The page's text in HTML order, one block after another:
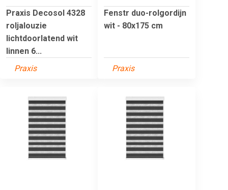
Praxis Decosol 4328
roljalouzie
lichtdoorlatend wit
linnen 6...
Praxis
Fenstr duo-rolgordijn
wit - 80x175 cm
Praxis